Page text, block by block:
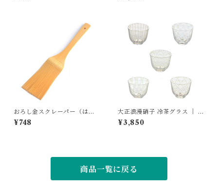
おろし金スクレーパー（は
け）
¥748
大正浪漫硝子 冷茶グラス ｜ 廣
田硝子
¥3,850
商品一覧に戻る